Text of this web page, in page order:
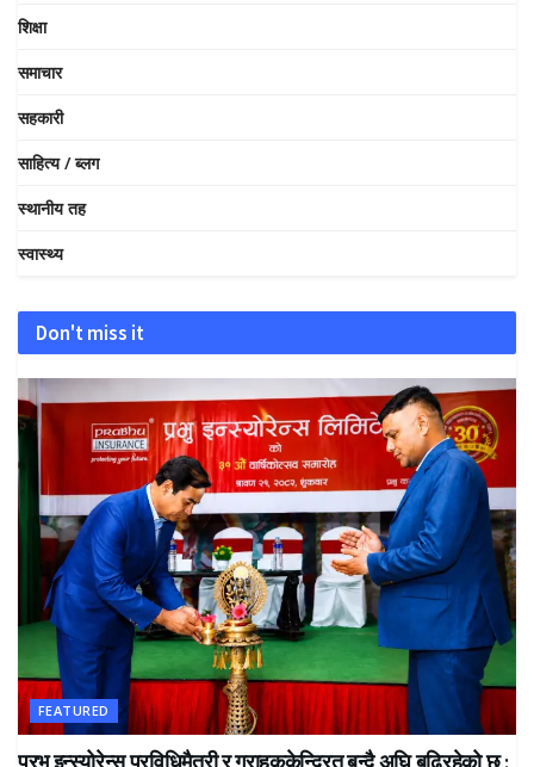
शिक्षा
समाचार
सहकारी
साहित्य / ब्लग
स्थानीय तह
स्वास्थ्य
Don't miss it
FEATURED
प्रभु इन्स्योरेन्स प्रविधिमैत्री र ग्राहककेन्द्रित बन्दै अघि बढिरहेको छ :